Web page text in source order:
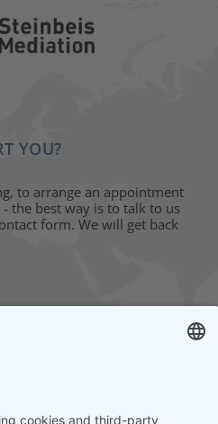
YOU?
to arrange an appointment
the best way is to talk to us
form. We will get back